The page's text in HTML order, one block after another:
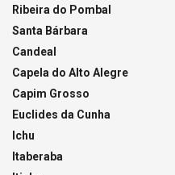
Ribeira do Pombal
Santa Bárbara
Candeal
Capela do Alto Alegre
Capim Grosso
Euclides da Cunha
Ichu
Itaberaba